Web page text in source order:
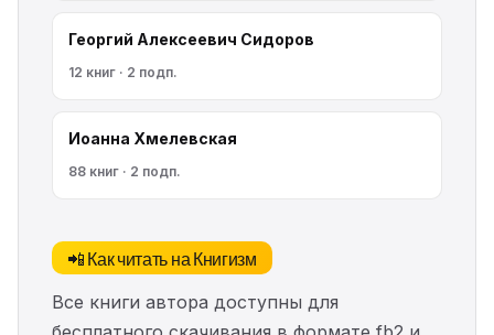
Георгий Алексеевич Сидоров
12 книг · 2 подп.
Иоанна Хмелевская
88 книг · 2 подп.
📲 Как читать на Книгизм
Все книги автора доступны для